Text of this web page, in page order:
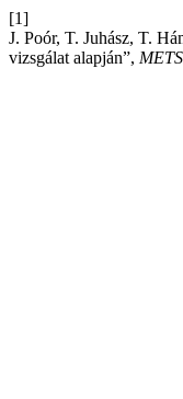
[1]
J. Poór, T. Juhász, T.
vizsgálat alapján”,